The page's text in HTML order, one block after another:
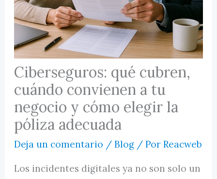
Ciberseguros: qué cubren,
cuándo convienen a tu
negocio y cómo elegir la
póliza adecuada
Deja un comentario /Blog / PorReacweb
Los incidentes digitales ya no son solo un
MI CUENTA